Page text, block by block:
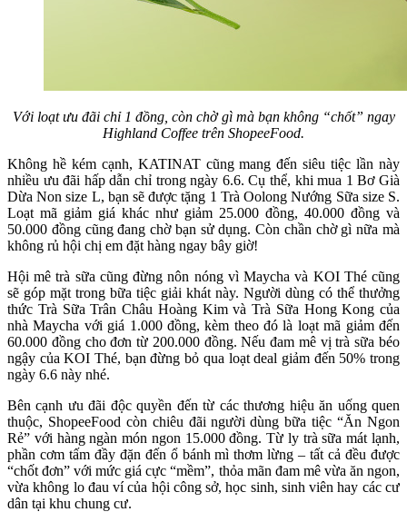
Với loạt ưu đãi chỉ 1 đồng, còn chờ gì mà bạn không “chốt” ngay
Highland Coffee trên ShopeeFood.
Không hề kém cạnh, KATINAT cũng mang đến siêu tiệc lần này
nhiều ưu đãi hấp dẫn chỉ trong ngày 6.6. Cụ thể, khi mua 1 Bơ Già
Dừa Non size L, bạn sẽ được tặng 1 Trà Oolong Nướng Sữa size S.
Loạt mã giảm giá khác như giảm 25.000 đồng, 40.000 đồng và
50.000 đồng cũng đang chờ bạn sử dụng. Còn chần chờ gì nữa mà
không rủ hội chị em đặt hàng ngay bây giờ!
Hội mê trà sữa cũng đừng nôn nóng vì Maycha và KOI Thé cũng
sẽ góp mặt trong bữa tiệc giải khát này. Người dùng có thể thưởng
thức Trà Sữa Trân Châu Hoàng Kim và Trà Sữa Hong Kong của
nhà Maycha với giá 1.000 đồng, kèm theo đó là loạt mã giảm đến
60.000 đồng cho đơn từ 200.000 đồng. Nếu đam mê vị trà sữa béo
ngậy của KOI Thé, bạn đừng bỏ qua loạt deal giảm đến 50% trong
ngày 6.6 này nhé.
Bên cạnh ưu đãi độc quyền đến từ các thương hiệu ăn uống quen
thuộc, ShopeeFood còn chiêu đãi người dùng bữa tiệc “Ăn Ngon
Rẻ” với hàng ngàn món ngon 15.000 đồng. Từ ly trà sữa mát lạnh,
phần cơm tấm đầy đặn đến ổ bánh mì thơm lừng – tất cả đều được
“chốt đơn” với mức giá cực “mềm”, thỏa mãn đam mê vừa ăn ngon,
vừa không lo đau ví của hội công sở, học sinh, sinh viên hay các cư
dân tại khu chung cư.